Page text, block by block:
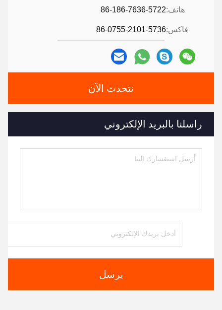
هاتف:86-186-7636-5722
فاكس:86-0755-2101-5736
نتحدث الآن
راسلنا بالبريد الإلكتروني
يرسل